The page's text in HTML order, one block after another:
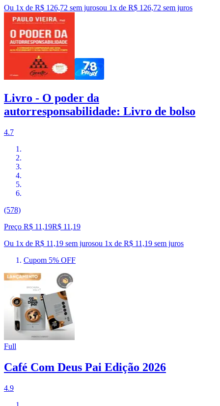
Ou 1x de R$ 126,72 sem jurosou 1x de R$ 126,72 sem juros
Livro - O poder da
autorresponsabilidade: Livro de bolso
4.7
(578)
Preço R$ 11,19R$ 11 ,19
Ou 1x de R$ 11,19 sem jurosou 1x de R$ 11,19 sem juros
Cupom 5% OFF
Full
Café Com Deus Pai Edição 2026
4.9